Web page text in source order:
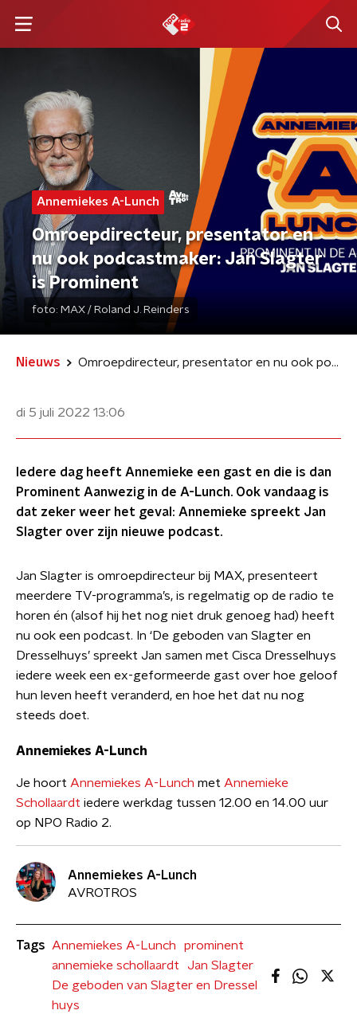
Annemiekes A-Lunch
Omroepdirecteur, presentator en
nu ook podcastmaker: Jan Slagter
is Prominent
foto: MAX / Roland J. Reinders
Nieuws Omroepdirecteur, presentator en nu ook podcastmaker: Jan Slagter is Prominent
di 5 juli 2022 13:06
Iedere dag heeft Annemieke een gast en die is dan
Prominent Aanwezig in de A-Lunch. Ook vandaag is
dat zeker weer het geval: Annemieke spreekt Jan
Slagter over zijn nieuwe podcast.
Jan Slagter is omroepdirecteur bij MAX, presenteert
meerdere TV-programma’s, is regelmatig op de radio te
horen én (alsof hij het nog niet druk genoeg had) heeft
nu ook een podcast. In ‘De geboden van Slagter en
Dresselhuys’ spreekt Jan samen met Cisca Dresselhuys
iedere week een ex-geformeerde gast over hoe geloof
hun leven heeft veranderd, en hoe het dat nu nog
steeds doet.
Annemiekes A-Lunch
Je hoort Annemiekes A-Lunch met Annemieke
Schollaardt iedere werkdag tussen 12.00 en 14.00 uur
op NPO Radio 2.
Annemiekes A-Lunch
AVROTROS
Tags Annemiekes A-Lunch
prominent
annemieke schollaardt
Jan Slagter
De geboden van Slagter en Dressel
huys